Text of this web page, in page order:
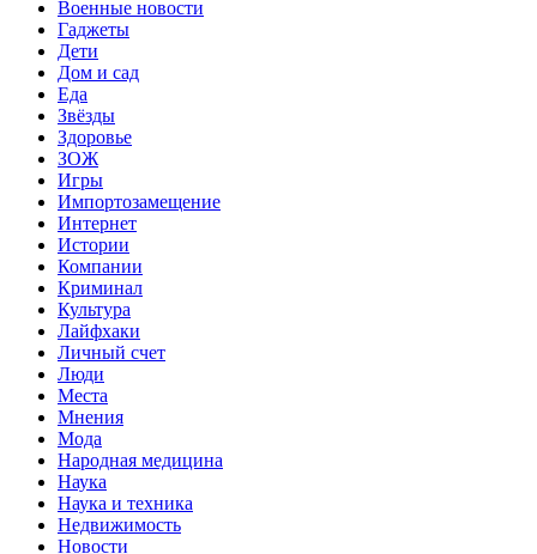
Военные новости
Гаджеты
Дети
Дом и сад
Еда
Звёзды
Здоровье
ЗОЖ
Игры
Импортозамещение
Интернет
Истории
Компании
Криминал
Культура
Лайфхаки
Личный счет
Люди
Места
Мнения
Мода
Народная медицина
Наука
Наука и техника
Недвижимость
Новости